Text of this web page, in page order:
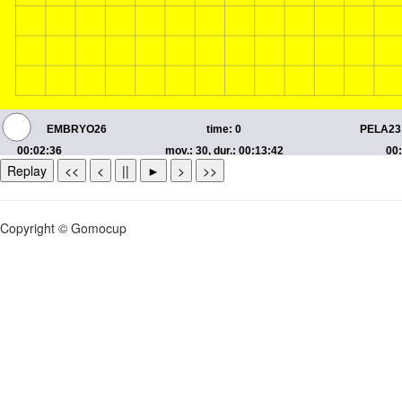
Replay << < || ► > >>
Copyright © Gomocup